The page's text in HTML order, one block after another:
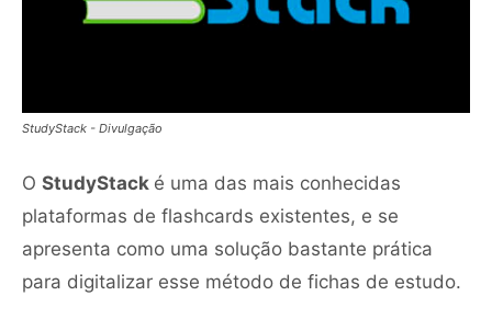
StudyStack - Divulgação
O StudyStack é uma das mais conhecidas
plataformas de flashcards existentes, e se
apresenta como uma solução bastante prática
para digitalizar esse método de fichas de estudo.